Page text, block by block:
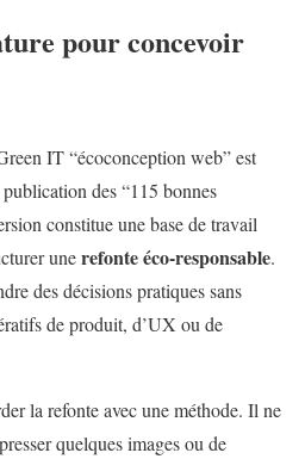
pour concevoir
IT “écoconception web” est
des “115 bonnes
constitue une base de travail
unerefonte éco-responsable.
des décisions pratiques sans
de produit, d’UX ou de
la refonte avec une méthode. Il ne
quelques images ou de